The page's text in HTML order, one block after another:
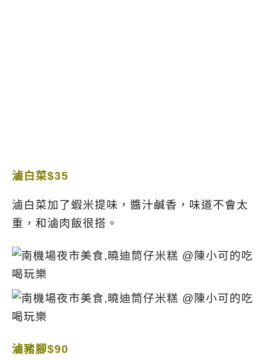
滷白菜$35
滷白菜加了蝦米提味，醬汁鹹香，味道不會太
重，和滷肉飯很搭。
滷豬腳$90